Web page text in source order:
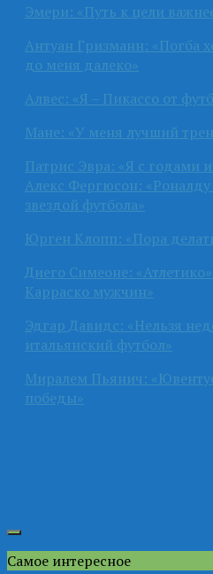
Эмери: «Путь к цели
Антуан Гризманн: «Погба
до меня далеко»
Алвес: «Я – Пикассо от
Мане: «У меня лучший
Патрис Эвра: «Я с годами
Алекс Фергюсон: «Роналду
звездой футбола»
Юрген Клопп: «Пора
Диего Симеоне:
Карраско мужчин»
Эдгар Давидс: «Нельзя
итальянский футбол»
Миралем Пьянич:
победы»
Самое интересное